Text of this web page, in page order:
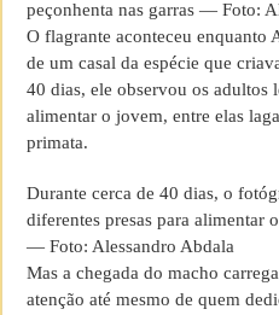
peçonhenta nas garras — Foto:
O flagrante aconteceu enquanto
de um casal da espécie que
40 dias, ele observou os adultos
alimentar o jovem, entre elas
primata.
Durante cerca de 40 dias, o
diferentes presas para
— Foto: Alessandro Abdala
Mas a chegada do macho
atenção até mesmo de quem